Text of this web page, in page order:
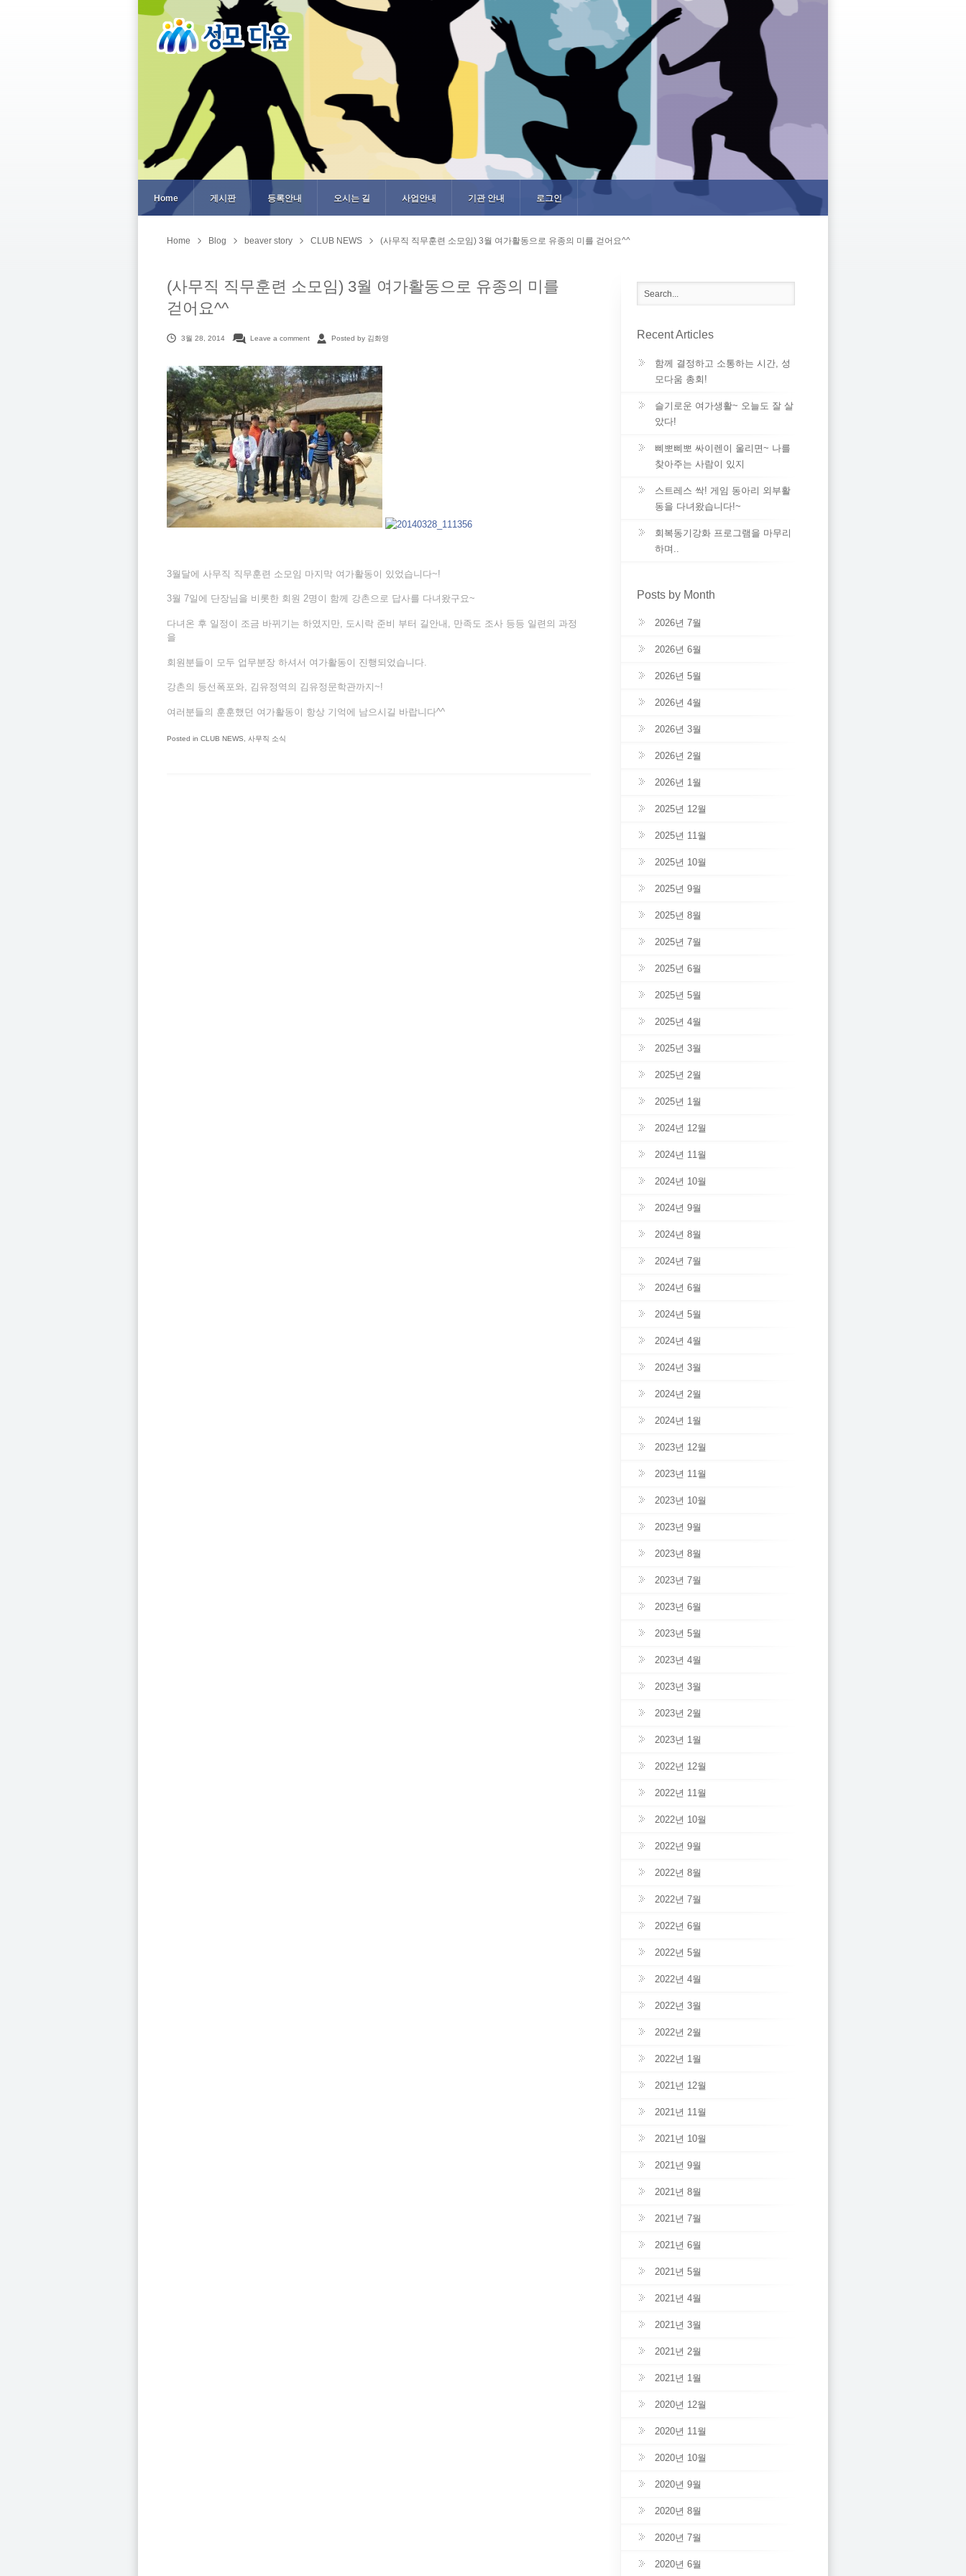
Home 게시판 등록안내 오시는 길 사업안내 기관 안내 로그인
Home Blog beaver story CLUB NEWS (사무직 직무훈련 소모임) 3월 여가활동으로 유종의 미를 걷어요^^
(사무직 직무훈련 소모임) 3월 여가활동으로 유종의 미를
걷어요^^
3월 28, 2014 Leave a comment Posted by 김화영
3월달에 사무직 직무훈련 소모임 마지막 여가활동이 있었습니다~!
3월 7일에 단장님을 비롯한 회원 2명이 함께 강촌으로 답사를 다녀왔구요~
다녀온 후 일정이 조금 바뀌기는 하였지만, 도시락 준비 부터 길안내, 만족도 조사 등등 일련의 과정
을
회원분들이 모두 업무분장 하셔서 여가활동이 진행되었습니다.
강촌의 등선폭포와, 김유정역의 김유정문학관까지~!
여러분들의 훈훈했던 여가활동이 항상 기억에 남으시길 바랍니다^^
Posted in CLUB NEWS 사무직 소식
Recent Articles
함께 결정하고 소통하는 시간, 성
모다움 총회!
슬기로운 여가생활~ 오늘도 잘 살
았다!
삐뽀삐뽀 싸이렌이 울리면~ 나를
찾아주는 사람이 있지
스트레스 싹! 게임 동아리 외부활
동을 다녀왔습니다!~
회복동기강화 프로그램을 마무리
하며..
Posts by Month
2026년 7월
2026년 6월
2026년 5월
2026년 4월
2026년 3월
2026년 2월
2026년 1월
2025년 12월
2025년 11월
2025년 10월
2025년 9월
2025년 8월
2025년 7월
2025년 6월
2025년 5월
2025년 4월
2025년 3월
2025년 2월
2025년 1월
2024년 12월
2024년 11월
2024년 10월
2024년 9월
2024년 8월
2024년 7월
2024년 6월
2024년 5월
2024년 4월
2024년 3월
2024년 2월
2024년 1월
2023년 12월
2023년 11월
2023년 10월
2023년 9월
2023년 8월
2023년 7월
2023년 6월
2023년 5월
2023년 4월
2023년 3월
2023년 2월
2023년 1월
2022년 12월
2022년 11월
2022년 10월
2022년 9월
2022년 8월
2022년 7월
2022년 6월
2022년 5월
2022년 4월
2022년 3월
2022년 2월
2022년 1월
2021년 12월
2021년 11월
2021년 10월
2021년 9월
2021년 8월
2021년 7월
2021년 6월
2021년 5월
2021년 4월
2021년 3월
2021년 2월
2021년 1월
2020년 12월
2020년 11월
2020년 10월
2020년 9월
2020년 8월
2020년 7월
2020년 6월